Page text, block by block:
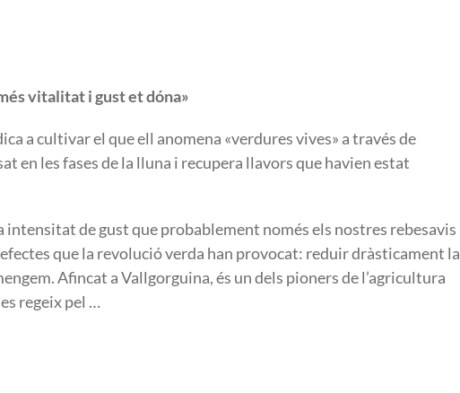
vitalitat i gust et dóna»
a cultivar el que ell anomena «verdures vives» a través de
en les fases de la lluna i recupera llavors que havien estat
de gust que probablement només els nostres rebesavis
que la revolució verda han provocat: reduir dràsticament la
Afincat a Vallgorguina, és un dels pioners de l’agricultura
regeix pel …